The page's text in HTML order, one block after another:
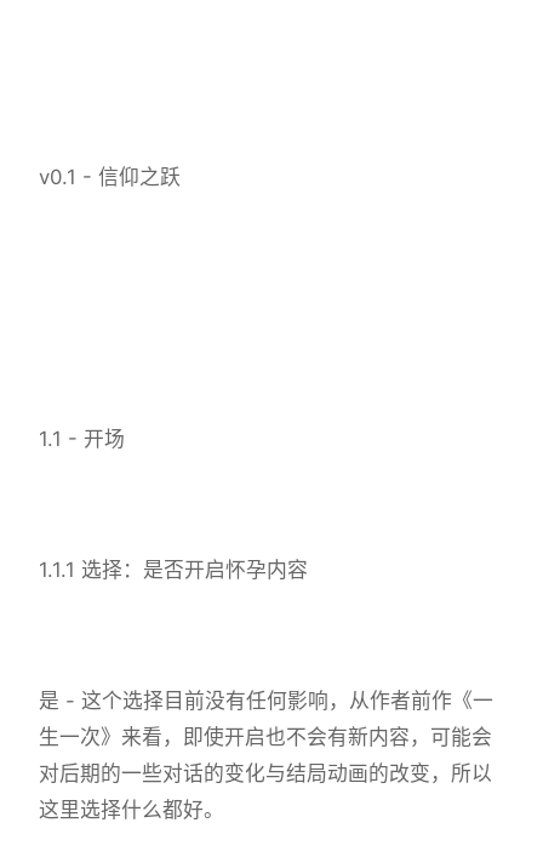
v0.1 - 信仰之跃
1.1 - 开场
1.1.1 选择：是否开启怀孕内容
是 - 这个选择目前没有任何影响，从作者前作《一
生一次》来看，即使开启也不会有新内容，可能会
对后期的一些对话的变化与结局动画的改变，所以
这里选择什么都好。